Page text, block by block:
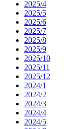
2025/4
2025/5
2025/6
2025/7
2025/8
2025/9
2025/10
2025/11
2025/12
2024/1
2024/2
2024/3
2024/4
2024/5